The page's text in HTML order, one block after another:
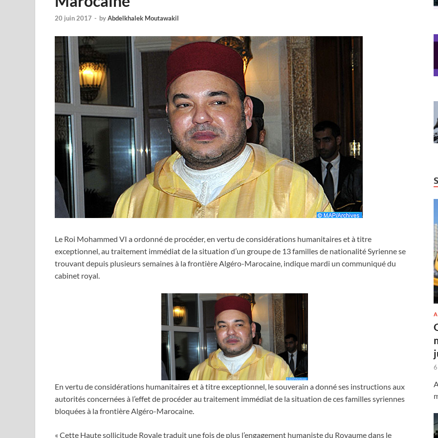
20 juin 2017 - byAbdelkhalek Moutawakil
Le Roi Mohammed VI a ordonné de procéder, en vertu de considérations humanitaires et à titre
exceptionnel, au traitement immédiat de la situation d’un groupe de 13 familles de nationalité Syrienne se
trouvant depuis plusieurs semaines à la frontière Algéro-Marocaine, indique mardi un communiqué du
cabinet royal.
En vertu de considérations humanitaires et à titre exceptionnel, le souverain a donné ses instructions aux
autorités concernées à l’effet de procéder au traitement immédiat de la situation de ces familles syriennes
bloquées à la frontière Algéro-Marocaine.
« Cette Haute sollicitude Royale traduit une fois de plus l’engagement humaniste du Royaume dans le